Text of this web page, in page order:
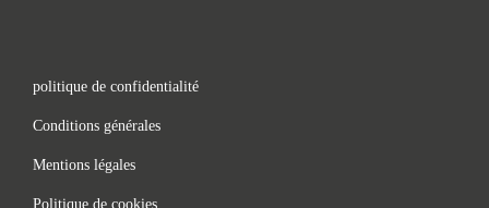
politique de confidentialité
Conditions générales
Mentions légales
Politique de cookies